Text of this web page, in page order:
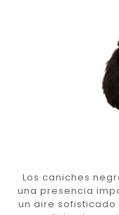
Los caniches
una presencia
un aire